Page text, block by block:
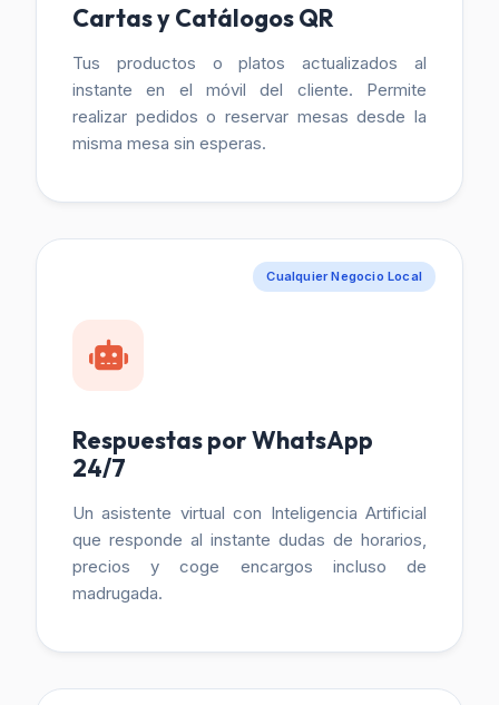
Cartas y Catálogos QR
Tus productos o platos actualizados al
instante en el móvil del cliente. Permite
realizar pedidos o reservar mesas desde la
misma mesa sin esperas.
Cualquier Negocio Local
Respuestas por WhatsApp
24/7
Un asistente virtual con Inteligencia Artificial
que responde al instante dudas de horarios,
precios y coge encargos incluso de
madrugada.